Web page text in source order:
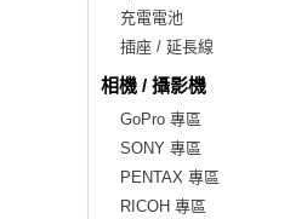
充電電池
插座 / 延長線
相機 / 攝影機
GoPro 專區
SONY 專區
PENTAX 專區
RICOH 專區